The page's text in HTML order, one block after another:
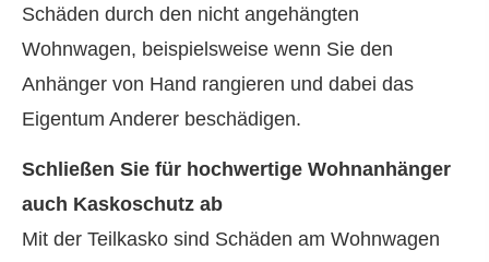
Schäden durch den nicht angehängten
Wohnwagen, beispielsweise wenn Sie den
Anhänger von Hand rangieren und dabei das
Eigentum Anderer beschädigen.
Schließen Sie für hochwertige Wohnanhänger
auch Kaskoschutz ab
Mit der Teilkasko sind Schäden am Wohnwagen